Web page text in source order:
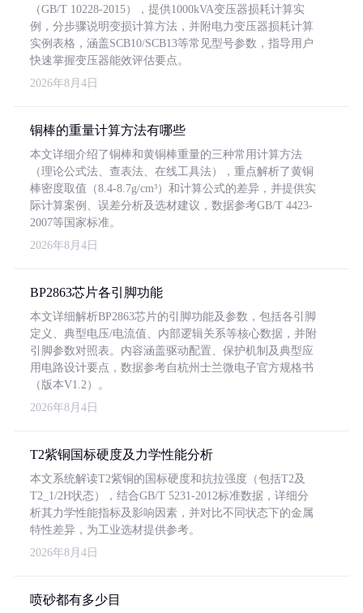
（GB/T 10228-2015），提供1000kVA变压器损耗计算实
例，分步骤说明变损计算方法，并附电力变压器损耗计算
实例表格，涵盖SCB10/SCB13等常见型号参数，指导用户
快速掌握变压器能效评估要点。
2026年8月4日
铜棒的重量计算方法有哪些
本文详细介绍了铜棒和黄铜棒重量的三种常用计算方法
（理论公式法、查表法、在线工具法），重点解析了黄铜
棒密度取值（8.4-8.7g/cm³）和计算公式的差异，并提供实
际计算案例、误差分析及选材建议，数据参考GB/T 4423-
2007等国家标准。
2026年8月4日
BP2863芯片各引脚功能
本文详细解析BP2863芯片的引脚功能及参数，包括各引脚
定义、典型电压/电流值、内部逻辑关系等核心数据，并附
引脚参数对照表。内容涵盖驱动配置、保护机制及典型应
用电路设计要点，数据参考自杭州士兰微电子官方规格书
（版本V1.2）。
2026年8月4日
T2紫铜国标硬度及力学性能分析
本文系统解读T2紫铜的国标硬度和抗拉强度（包括T2及
T2_1/2H状态），结合GB/T 5231-2012标准数据，详细分
析其力学性能指标及影响因素，并对比不同状态下的金属
特性差异，为工业选材提供参考。
2026年8月4日
喷砂都有多少目